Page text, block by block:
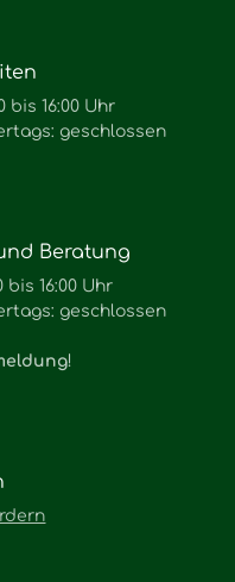
bis 16:00 Uhr
geschlossen
Beratung
bis 16:00 Uhr
geschlossen
!